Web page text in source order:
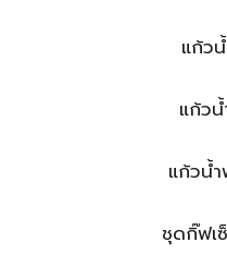
แก้ว
แก้ว
แก้วน้
ชุดกิ๊ฟเ